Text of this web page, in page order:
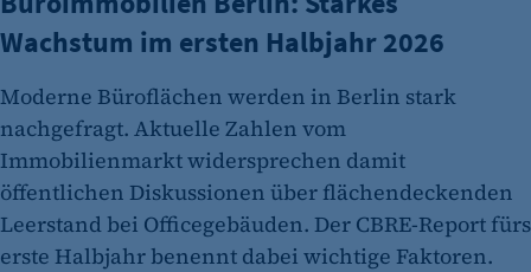
Cookie Laufzeit:
Session
Cookie Consent
Name:
cookie_consent
Zweck:
Dieser Cookie speichert die ausgewählten
Einverständnis-Optionen des Benutzers
Wachstum im ersten Halbjahr 2026
Moderne Büroflächen werden in Berlin stark
nachgefragt. Aktuelle Zahlen vom
Immobilienmarkt widersprechen damit
öffentlichen Diskussionen über flächendeckenden
Leerstand bei Officegebäuden. Der CBRE-Report fürs
erste Halbjahr benennt dabei wichtige Faktoren.